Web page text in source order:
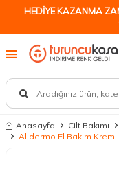
HEDİYE KAZANMA
Anasayfa Cilt Bakımı
Alldermo El Bakım